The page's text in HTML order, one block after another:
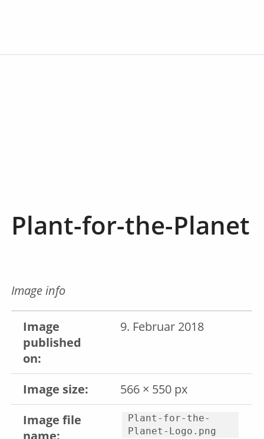
Plant-for-the-Planet
Image info
Image
published
on:
9. Februar 2018
Image size:
566 × 550 px
Image file
name:
Plant-for-the-
Planet-Logo.png